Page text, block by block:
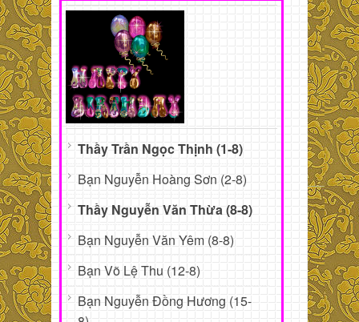
Thầy Trần Ngọc Thịnh (1-8)
Bạn Nguyễn Hoàng Sơn (2-8)
Thầy Nguyễn Văn Thừa (8-8)
Bạn Nguyễn Văn Yêm (8-8)
Bạn Võ Lệ Thu (12-8)
Bạn Nguyễn Đồng Hương (15-